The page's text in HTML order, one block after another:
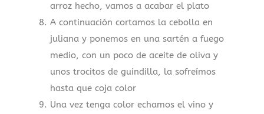
arroz hecho, vamos a acabar el plato
A continuación cortamos la cebolla en
juliana y ponemos en una sartén a fuego
medio, con un poco de aceite de oliva y
unos trocitos de guindilla, la sofreímos
hasta que coja color
Una vez tenga color echamos el vino y